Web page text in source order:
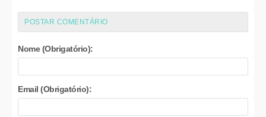
POSTAR COMENTÁRIO
Nome (Obrigatório):
Email (Obrigatório):